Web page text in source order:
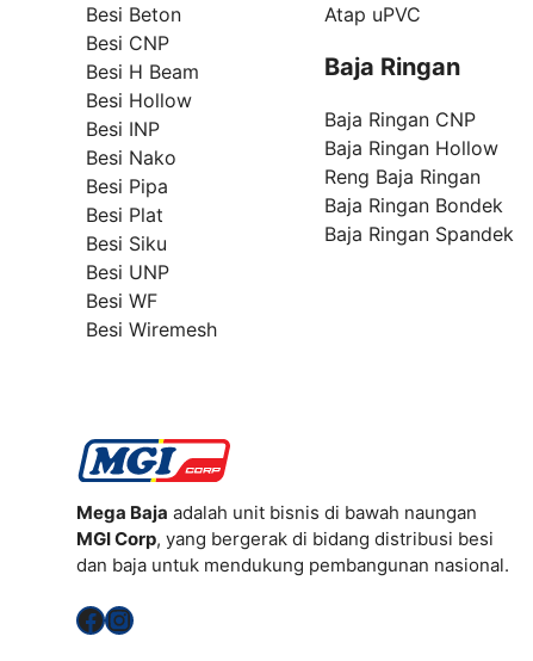
Besi Beton
Besi CNP
Besi H Beam
Besi Hollow
Besi INP
Besi Nako
Besi Pipa
Besi Plat
Besi Siku
Besi UNP
Besi WF
Besi Wiremesh
Atap uPVC
Baja Ringan
Baja Ringan CNP
Baja Ringan Hollow
Reng Baja Ringan
Baja Ringan Bondek
Baja Ringan Spandek
Mega Baja adalah unit bisnis di bawah naungan
MGI Corp, yang bergerak di bidang distribusi besi
dan baja untuk mendukung pembangunan nasional.
Facebook
Instagram